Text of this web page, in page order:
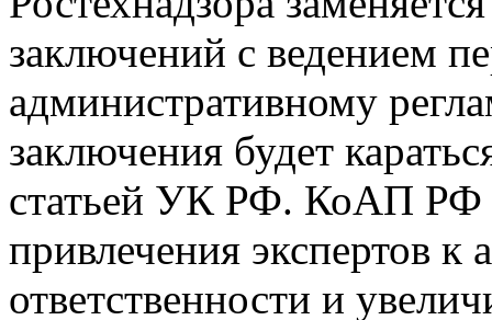
заключений с ведением
административному
заключения будет
статьей УК РФ. КоАП РФ
привлечения экспертов к
ответственности и